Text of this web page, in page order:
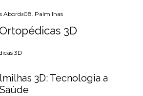
Abordagens e Técnicas
08. Palmilhas Ortopédicas 3D
3D
3D: Tecnologia a